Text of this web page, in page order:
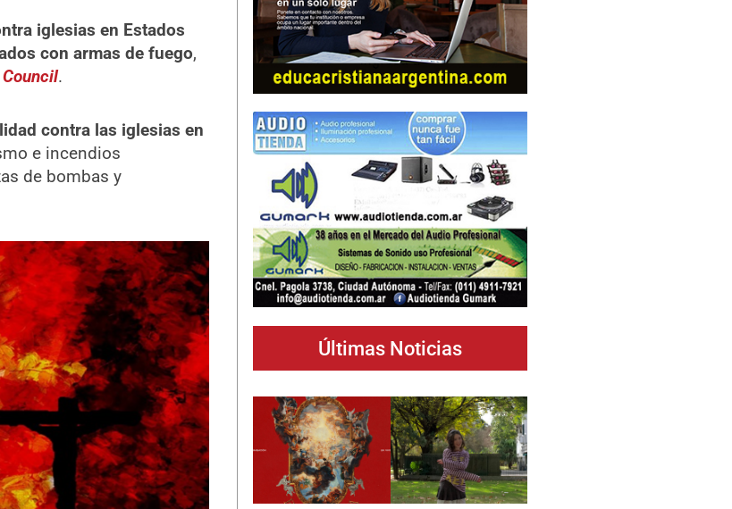
iglesias en Estados
con armas de fuego,
.
contra las iglesias en
e incendios
de bombas y
Últimas Noticias